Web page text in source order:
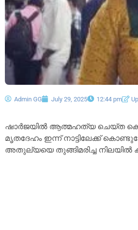
Admin GG July 29, 2025 12:44 pm
ഷാർജയിൽ ആത്മഹത്യ ചെയ്ത
മൃതദേഹം ഇന്ന് നാട്ടിലേക്ക്
അതുല്യയെ തുങ്ങിമരിച്ച നിലയിൽ